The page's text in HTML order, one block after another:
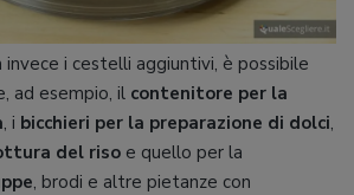
invece i cestelli aggiuntivi, è possibile
ad esempio, il contenitore per la
, i bicchieri per la preparazione di dolci,
del riso e quello per la
, brodi e altre pietanze con